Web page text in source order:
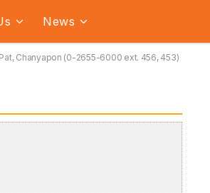
News
Chanyapon (0-2655-6000 ext. 456, 453)